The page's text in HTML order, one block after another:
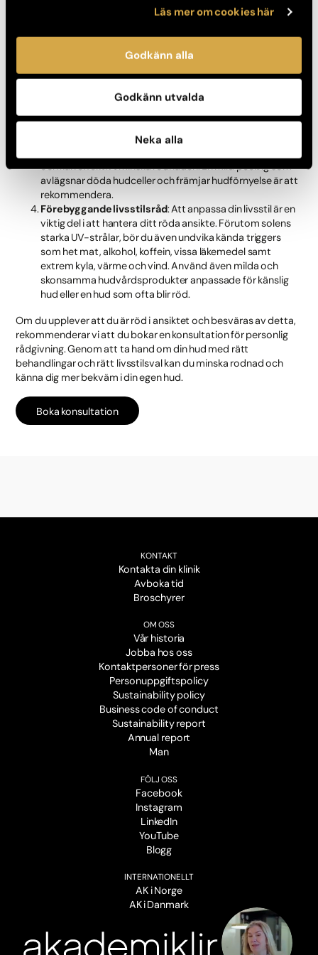
Läs mer om cookies här
Godkänn alla
Godkänn utvalda
Neka alla
antiinflammatoriska ingredienser som kan minska rodnad
och irritation. Produkter som stärker hudbarriären och
Laserbehandlingar:En effektiv teknik mot kronisk
rodnad i ansiktet. Specifika lasrar kan rikta in sig på ytliga
rosacea.Laser & IPLbehandlingar verkar även
inflammationshämmande.
och kan effektivt minska rodnaden. En mild peeling som
avlägsnar döda hudceller och främjar hudförnyelse är att
rekommendera.
Förebyggande livsstilsråd: Att anpassa din livsstil är en
viktig del i att hantera ditt röda ansikte. Förutom solens
starka UV-strålar, bör du även undvika kända triggers
som het mat, alkohol, koffein, vissa läkemedel samt
extrem kyla, värme och vind. Använd även milda och
skonsamma hudvårdsprodukter anpassade för känslig
hud eller en hud som ofta blir röd.
Om du upplever att du är röd i ansiktet och besväras av detta,
rekommenderar vi att du bokar en konsultation för personlig
rådgivning. Genom att ta hand om din hud med rätt
behandlingar och rätt livsstilsval kan du minska rodnad och
känna dig mer bekväm i din egen hud.
Boka konsultation
KONTAKT
Kontakta din klinik
Avboka tid
Broschyrer
OM OSS
Vår historia
Jobba hos oss
Kontaktpersoner för press
Personuppgiftspolicy
Sustainability policy
Business code of conduct
Sustainability report
Annual report
Man
FÖLJ OSS
Facebook
Instagram
LinkedIn
YouTube
Blogg
INTERNATIONELLT
AK i Norge
AK i Danmark